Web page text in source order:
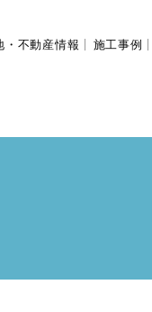
・不動産情報 施工事例